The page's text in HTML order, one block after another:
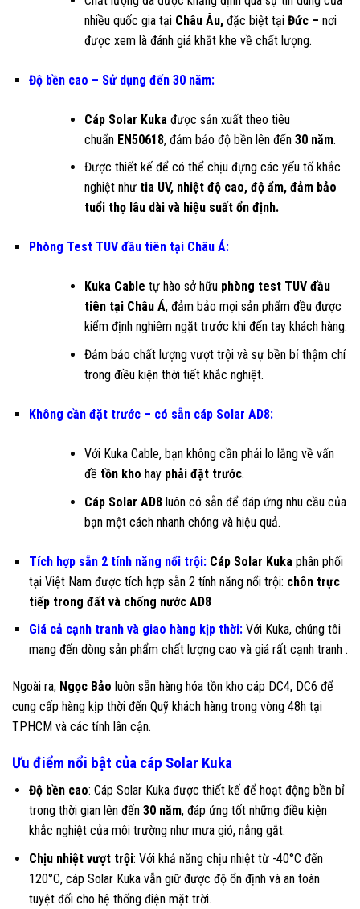
nhiều quốc gia tại Châu Âu, đặc biệt tạiĐức – nơi
được xem là đánh giá khắt khe về chất lượng.
Độ bền cao – Sử dụng đến 30 năm:
Cáp Solar Kukađược sản xuất theo tiêu
chuẩn EN50618, đảm bảo độ bền lên đến 30 năm.
Được thiết kế để có thể chịu đựng các yếu tố khắc
nghiệt như tia UV, nhiệt độ cao, độ ẩm, đảm bảo
tuổi thọ lâu dài và hiệu suất ổn định.
Phòng Test TUV đầu tiên tại Châu Á:
Kuka Cable tự hào sở hữu phòng test TUV đầu
tiên tại Châu Á, đảm bảo mọi sản phẩm đều được
kiểm định nghiêm ngặt trước khi đến tay khách hàng.
Đảm bảo chất lượng vượt trội và sự bền bỉ thậm chí
trong điều kiện thời tiết khắc nghiệt.
Không cần đặt trước – có sẵn cáp Solar AD8:
Với Kuka Cable, bạn không cần phải lo lắng về vấn
đề tồn kho hay phải đặt trước.
Cáp Solar AD8luôn có sẵn để đáp ứng nhu cầu của
bạn một cách nhanh chóng và hiệu quả.
Tích hợp sẵn 2 tính năng nổi trội: Cáp Solar Kuka phân phối
tại Việt Nam được tích hợp sẵn 2 tính năng nổi trội: chôn trực
tiếp trong đất và chống nước AD8
Giá cả cạnh tranhvà giao hàng kịp thời: Với Kuka, chúng tôi
mang đến dòng sản phẩm chất lượng cao và giá rất cạnh tranh .
Ngoài ra, Ngọc Bảo luôn sẵn hàng hóa tồn kho cáp DC4, DC6 để
cung cấp hàng kịp thời đến Quỹ khách hàng trong vòng 48h tại
TPHCM và các tỉnh lân cận.
Ưu điểm nổi bật của cáp Solar Kuka
Độ bền cao: Cáp Solar Kuka được thiết kế để hoạt động bền bỉ
trong thời gian lên đến 30 năm, đáp ứng tốt những điều kiện
khắc nghiệt của môi trường như mưa gió, nắng gắt.
Chịu nhiệt vượt trội: Với khả năng chịu nhiệt từ -40°C đến
120°C, cáp Solar Kuka vẫn giữ được độ ổn định và an toàn
tuyệt đối cho hệ thống điện mặt trời.